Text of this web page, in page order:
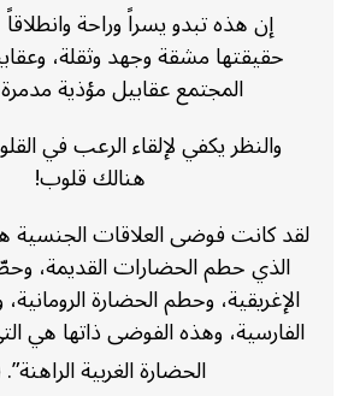
إن هذه تبدو يسراً وراحة
حقيقتها مشقة وجهد وثقلة،
المجتمع عقابيل مؤذية
والنظر يكفي لإلقاء الرعب في
هنالك قلوب!
لقد كانت فوضى العلاقات الجنسية
الذي حطم الحضارات القديمة،
الإغريقية، وحطم الحضارة
الفارسية، وهذه الفوضى ذاتها هي
الحضارة الغربية الراهنة”.